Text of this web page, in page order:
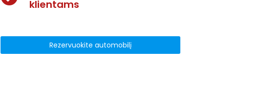
klientams
Rezervuokite automobilį